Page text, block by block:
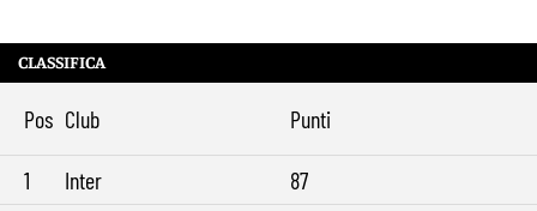
CLASSIFICA
Pos Club Punti
1 Inter
87